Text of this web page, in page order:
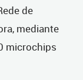
de
mediante
microchips